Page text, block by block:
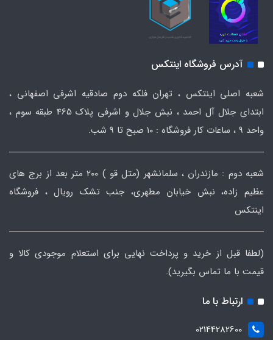
آدرس فروشگاه اینتکس
شعبه اصلی اینتکس ، تهران فلکه دوم صادقیه اشرفی اصفهانی ،
ابتدای جلال آل احمد ، نبش جلال و اشرفی پلاک 465 طبقه سوم ،
واحد ۹ ، ساعات کار فروشگاه : ۱۰ صبح تا ۹ شب.
شعبه دوم : مازندران ، سلمانشهر (متل قو ) ۲۰۰ متر بعد از برج های
عظیم زاده، نبش خیابان مطهری، جنب تشک رویال ، فروشگاه
اینتکس
(لطفا قبل از خرید و پرداخت نهایی برای استعلام موجودی کالا و
قیمت با ما تماس بگیرید).
ارتباط با ما
02144282600